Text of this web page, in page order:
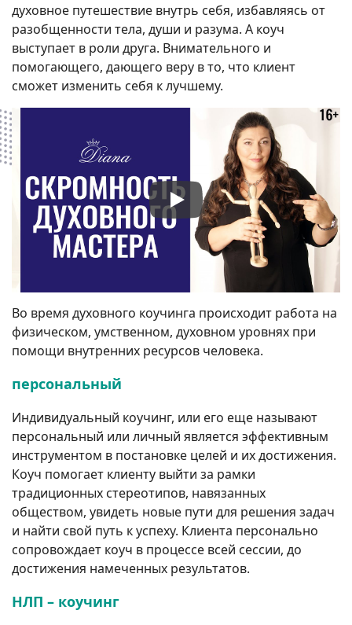
духовное путешествие внутрь себя, избавляясь от
разобщенности тела, души и разума. А коуч
выступает в роли друга. Внимательного и
помогающего, дающего веру в то, что клиент
сможет изменить себя к лучшему.
Во время духовного коучинга происходит работа на
физическом, умственном, духовном уровнях при
помощи внутренних ресурсов человека.
персональный
Индивидуальный коучинг, или его еще называют
персональный или личный является эффективным
инструментом в постановке целей и их достижения.
Коуч помогает клиенту выйти за рамки
традиционных стереотипов, навязанных
обществом, увидеть новые пути для решения задач
и найти свой путь к успеху. Клиента персонально
сопровождает коуч в процессе всей сессии, до
достижения намеченных результатов.
НЛП – коучинг